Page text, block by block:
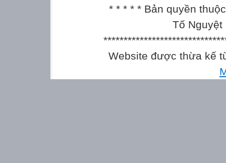
* * * * * Bản quyền
Tố Nguyệt
Website được thừa kế